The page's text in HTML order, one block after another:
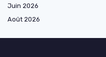
Juin 2026
Août 2026